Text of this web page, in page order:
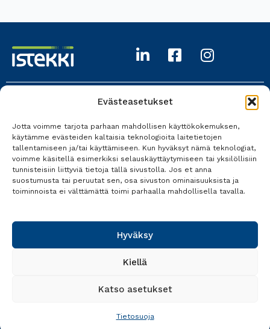
Evästeasetukset
Jotta voimme tarjota parhaan mahdollisen käyttökokemuksen,
käytämme evästeiden kaltaisia teknologioita laitetietojen
tallentamiseen ja/tai käyttämiseen. Kun hyväksyt nämä teknologiat,
voimme käsitellä esimerkiksi selauskäyttäytymiseen tai yksilöllisiin
tunnisteisiin liittyviä tietoja tällä sivustolla. Jos et anna
suostumusta tai peruutat sen, osa sivuston ominaisuuksista ja
toiminnoista ei välttämättä toimi parhaalla mahdollisella tavalla.
Hyväksy
Kiellä
Katso asetukset
Tietosuoja
017 618 0700
Kaikki yhteystiedot